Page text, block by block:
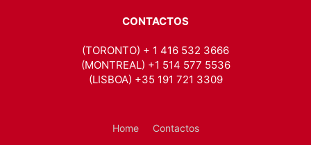
CONTACTOS
(TORONTO) + 1 416 532 3666
(MONTREAL) +1 514 577 5536
(LISBOA) +35 191 721 3309
Home Contactos